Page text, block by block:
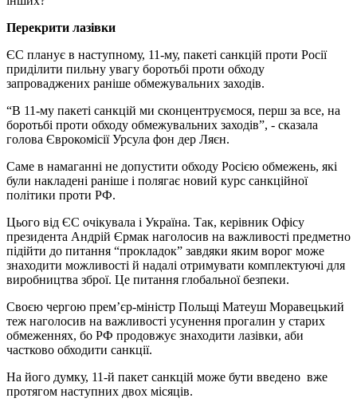
Перекрити лазівки
ЄС планує в наступному, 11-му, пакеті санкцій проти Росії
приділити пильну увагу боротьбі проти обходу
запроваджених раніше обмежувальних заходів.
“В 11-му пакеті санкцій ми сконцентруємося, перш за все, на
боротьбі проти обходу обмежувальних заходів”, - сказала
голова Єврокомісії Урсула фон дер Ляєн.
Саме в намаганні не допустити обходу Росією обмежень, які
були накладені раніше і полягає новий курс санкційної
політики проти РФ.
Цього від ЄС очікувала і Україна. Так, керівник Офісу
президента Андрій Єрмак наголосив на важливості предметно
підійти до питання “прокладок” завдяки яким ворог може
знаходити можливості й надалі отримувати комплектуючі для
виробництва зброї. Це питання глобальної безпеки.
Своєю чергою прем’єр-міністр Польщі Матеуш Моравецький
теж наголосив на важливості усунення прогалин у старих
обмеженнях, бо РФ продовжує знаходити лазівки, аби
частково обходити санкції.
На його думку, 11-й пакет санкцій може бути введено вже
протягом наступних двох місяців.